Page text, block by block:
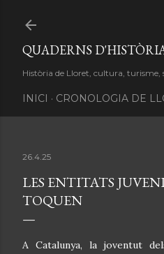
QUADERNS
Història de Lloret, cultura, turisme,
INICI CRONOLOGIA DE
26.4.25
LES ENTITATS
TOQUEN
A Catalunya, la joventut